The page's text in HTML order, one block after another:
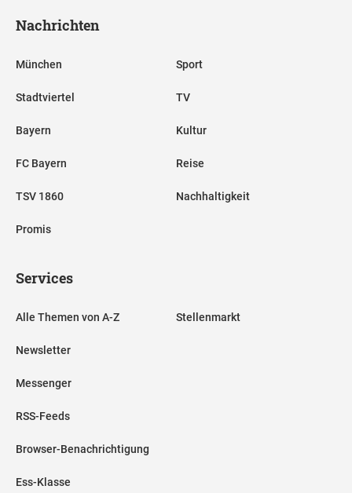
Nachrichten
München
Stadtviertel
Bayern
FC Bayern
TSV 1860
Promis
Sport
TV
Kultur
Reise
Nachhaltigkeit
Services
Alle Themen von A-Z
Newsletter
Messenger
RSS-Feeds
Browser-Benachrichtigung
Ess-Klasse
Stellenmarkt